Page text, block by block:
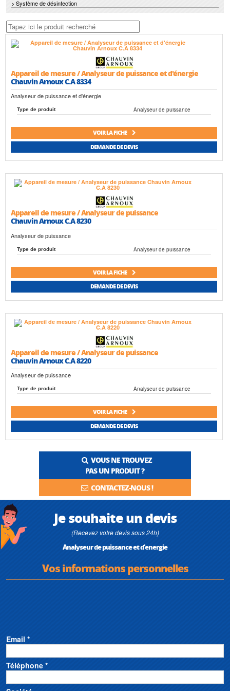
> Système de désinfection
Appareil de mesure / Analyseur de puissance et d'énergie
Chauvin Arnoux C.A 8334
Analyseur de puissance et d'énergie
Type de produit Analyseur de puissance
VOIR LA FICHE
DEMANDE DE DEVIS
Appareil de mesure / Analyseur de puissance
Chauvin Arnoux C.A 8230
Analyseur de puissance
Type de produit Analyseur de puissance
VOIR LA FICHE
DEMANDE DE DEVIS
Appareil de mesure / Analyseur de puissance
Chauvin Arnoux C.A 8220
Analyseur de puissance
Type de produit Analyseur de puissance
VOIR LA FICHE
DEMANDE DE DEVIS
VOUS NE TROUVEZ
PAS UN PRODUIT ?
CONTACTEZ-NOUS !
Je souhaite un devis
(Recevez votre devis sous 24h)
Analyseur de puissance et d'energie
Vos informations personnelles
Email *
Téléphone *